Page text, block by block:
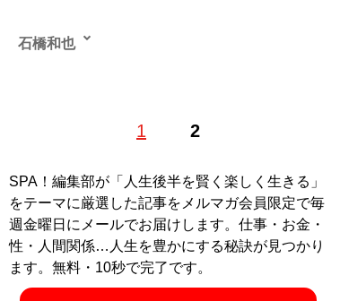
1 2
石橋和也
SPA！編集部が「人生後半を賢く楽しく生きる」
をテーマに厳選した記事をメルマガ会員限定で毎
週金曜日にメールでお届けします。仕事・お金・
性・人間関係…人生を豊かにする秘訣が見つかり
ます。無料・10秒で完了です。